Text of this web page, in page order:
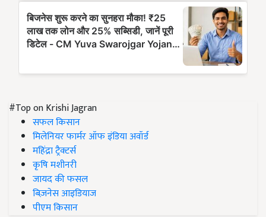
#Top on Krishi Jagran
सफल किसान
मिलेनियर फार्मर ऑफ इंडिया अवॉर्ड
महिंद्रा ट्रैक्टर्स
कृषि मशीनरी
जायद की फसल
बिज़नेस आइडियाज
पीएम किसान